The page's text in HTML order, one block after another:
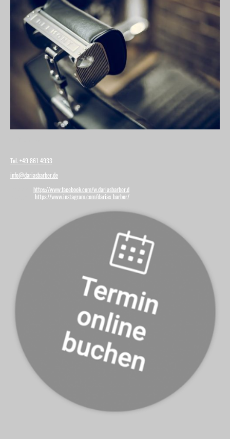
Tel. +49 861 4933
info@dariasbarber.de
https://www.facebook.com/w.dariasbarber.d
https://www.instagram.com/darias_barber/